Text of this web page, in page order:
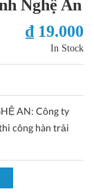
Nghệ An
₫ 19.000
In Stock
AN: Công ty
công hàn trải